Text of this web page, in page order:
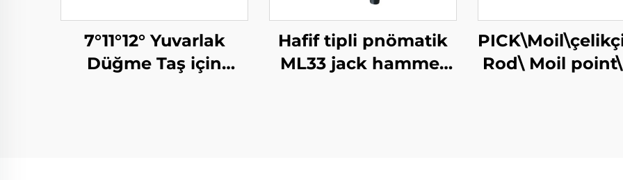
7°11°12° Yuvarlak
Düğme Taş için
Hafif tipli pnömatik
ML33 jack hammer
Rod\ Moil